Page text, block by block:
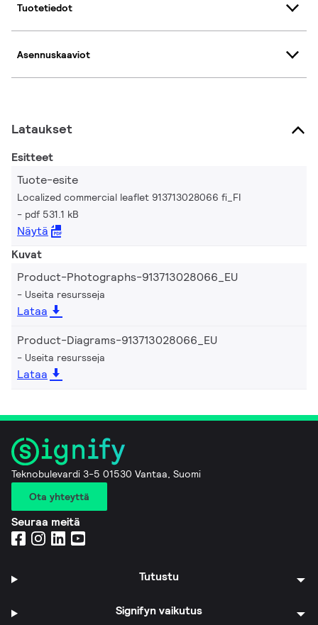
Tuotetiedot
Asennuskaaviot
Lataukset
Esitteet
Tuote-esite
Localized commercial leaflet 913713028066 fi_FI
pdf 531.1 kB
Näytä
Kuvat
Product-Photographs-913713028066_EU
Useita resursseja
Lataa
Product-Diagrams-913713028066_EU
Useita resursseja
Lataa
Teknobulevardi 3-5 01530 Vantaa, Suomi
Ota yhteyttä
Seuraa meitä
Tutustu
Signifyn vaikutus